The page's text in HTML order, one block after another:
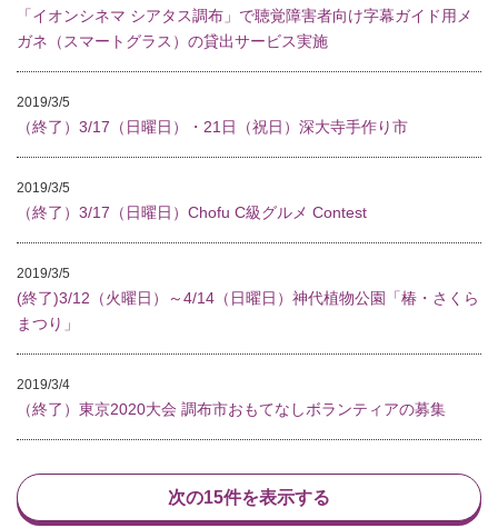
「イオンシネマ シアタス調布」で聴覚障害者向け字幕ガイド用メ
ガネ（スマートグラス）の貸出サービス実施
2019/3/5
（終了）3/17（日曜日）・21日（祝日）深大寺手作り市
2019/3/5
（終了）3/17（日曜日）Chofu C級グルメ Contest
2019/3/5
(終了)3/12（火曜日）～4/14（日曜日）神代植物公園「椿・さくら
まつり」
2019/3/4
（終了）東京2020大会 調布市おもてなしボランティアの募集
次の15件を表示する